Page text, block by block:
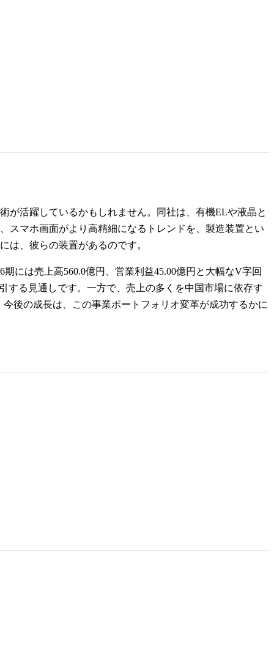
が活躍しているかもしれません。同社は、有機ELや液晶と
スマホ画面がより高精細になるトレンドを、製造装置とい
は、彼らの装置があるのです。
には売上高560.0億円、営業利益45.00億円と大幅なV字回
する見通しです。一方で、売上の多くを中国市場に依存す
後の成長は、この事業ポートフォリオ変革が成功するかに